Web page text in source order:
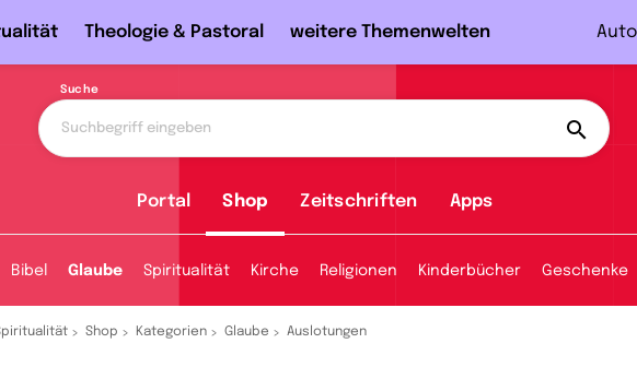
Theologie & Pastoral weitere Themenwelten
Suche
Portal Shop Zeitschriften Apps
Bibel Glaube Spiritualität Kirche Religionen Kinderbücher Geschenke
Shop Kategorien Glaube Auslotungen